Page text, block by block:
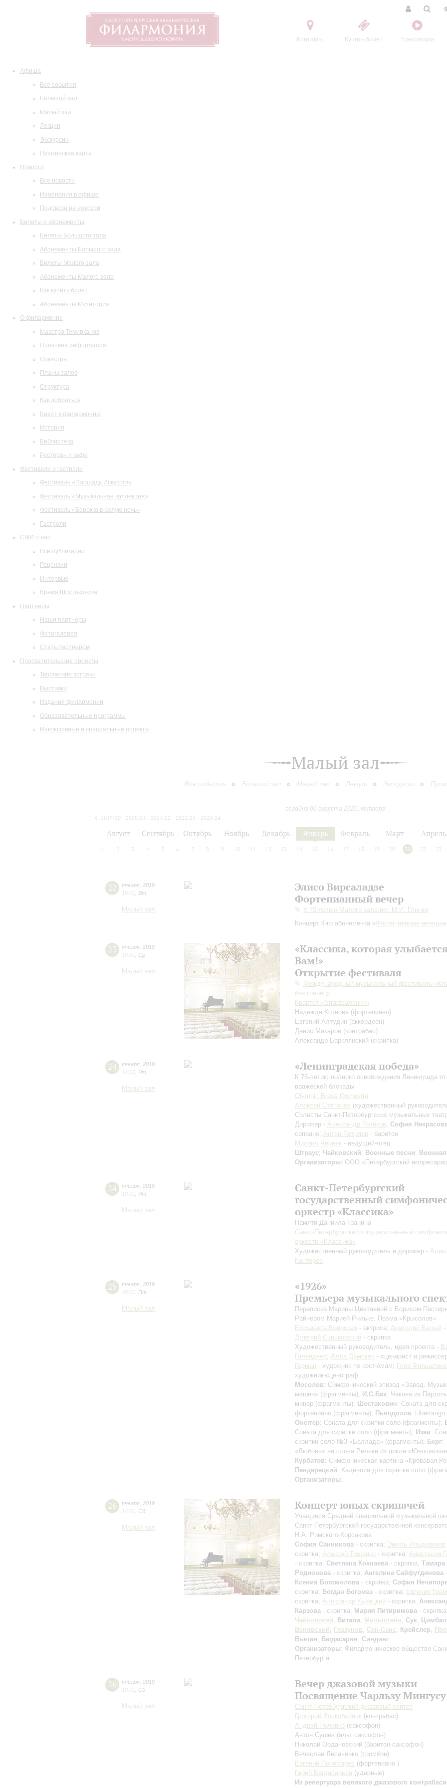
Контакты Купить билет Трансляции
Афиша
Все события
Большой зал
Малый зал
Лекции
Экскурсии
Пушкинская карта
Новости
Все новости
Изменения в афише
Подписка на новости
Билеты и абонементы
Билеты Большого зала
Абонементы Большого зала
Билеты Малого зала
Абонементы Малого зала
Как купить билет
Абонементы Музитория
О филармонии
Маэстро Темирканов
Правовая информация
Оркестры
Планы залов
Структура
Как добраться
Визит в филармонию
История
Библиотека
Ресторан и кафе
Фестивали и гастроли
Фестиваль «Площадь Искусств»
Фестиваль «Музыкальная коллекция»
Фестиваль «Барокко в белую ночь»
Гастроли
СМИ о нас
Все публикации
Рецензии
Интервью
Время Шостаковича
Партнеры
Наши партнеры
Фотогалерея
Стать партнером
Просветительские проекты
Творческие встречи
Выставки
Издания филармонии
Образовательные программы
Инклюзивные и специальные проекты
Малый зал
Все события Большой зал Малый зал Лекции Экскурсии
сегодня 06 августа 2026, четверг
2019/20
2020/21 2021/22 2022/23
2023/24
Август Сентябрь Октябрь Ноябрь Декабрь Январь Февраль Март Апрель
2 3 4 5 6 7 8 9 10 12 13 14 15 16 17 18 19 20 21 22 23
22 января 2019
19:00 Вт
Малый зал
Элисо Вирсаладзе
Фортепианный вечер
К 70-летию Малого зала им. М.И. Глинки
Концерт 4-го абонемента «Фортепианные вечера»
23 января 2019
19:00 Ср
Малый зал
«Классика, которая улыбается
Вам!»
Открытие фестиваля
Международный музыкальный фестиваль
без границ»
Квартет «Stradiваленки»
Надежда Котнова (фортепиано)
Евгений Алтудин (аккордеон)
Денис Макаров (контрабас)
Александр Барклянский (скрипка)
24 января 2019
14:00 Чт
Малый зал
«Ленинградская победа»
К 75-летию полного освобождения Ленинграда от
вражеской блокады
Olympic Brass Orchestra
Алексей Степанов (художественный
Солисты Санкт-Петербургских музыкальных
Дирижер - Александр Голиков; София
сопрано; Антон Петряев - баритон
Михаил Черняк - ведущий-чтец
Штраус; Чайковский; Военные песни;
Организаторы: ООО «Петербургский
24 января 2019
19:00 Чт
Малый зал
Санкт-Петербургский
государственный
оркестр «Классика»
Памяти Даниила Гранина
Санкт-Петербургский государственный
оркестр «Классика»
Художественный руководитель и дирижер -
Канторов
25 января 2019
20:00 Пт
Малый зал
«1926»
Премьера музыкального
Переписка Марины Цветаевой с Борисом
Райнером Марией Рильке. Поэма «Крысолов»
Елизавета Боярская - актриса; Анатолий Белый -
Дмитрий Синьковский - скрипка
Художественный руководитель, идея проекта -
Галендеев; Алла Дамскер - сценарист и
Герман - художник по костюмам; Глеб
художник-сценограф
Мосолов: Симфонический эпизод «Завод.
машин» (фрагменты); И.С.Бах: Чакона из
минор (фрагменты); Шостакович: Соната для
фортепиано (фрагменты); Пьяццолла: Libertango;
Онеггер: Соната для скрипки соло (фрагменты);
Соната для скрипки соло (фрагменты); Изаи:
скрипки соло №3 «Баллада» (фрагменты); Берг:
«Любовь» на слова Рильке из цикла «Юношеские
Курбатов: Симфоническая картина «Кровавая
Пендерецкий: Каденция для скрипки соло
Организаторы:
26 января 2019
14:00 Сб
Малый зал
Концерт юных скрипачей
Учащиеся Средней специальной музыкальной
Санкт-Петербургской государственной
Н.А. Римского-Корсакова
София Санникова - скрипка; Эмиль Ильдиреков
скрипка; Алексей Тищенко - скрипка; Анастасия
- скрипка; Светлана Кокнаева - скрипка; Тамара
Родионова - скрипка; Ангелина Сайфутдинова
Ксения Богомолова - скрипка; София
скрипка; Богдан Богомаз - скрипка; Евгения
скрипка; Александр Кулицкий - скрипка;
Карзова - скрипка; Мария Питиримова - скрипка
Чайковский, Витали, Мильштейн, Сук,
Венявский, Глазунов, Сен-Санс, Крейслер,
Вьетан; Багдасарян; Синдинг
Организаторы: Филармоническое общество
Петербурга
26 января 2019
19:00 Сб
Малый зал
Вечер джазовой музыки
Посвящение Чарльзу Мингусу
Санкт-Петербургский джазовый септет
Григорий Воскобойник (контрабас)
Андрей Половко (саксофон)
Антон Сушев (альт саксофон)
Николай Ордановский (баритон-саксофон)
Вячеслав Лисаченко (тромбон)
Евгений Пономарев (фортепиано )
Гарий Багдасарьян (ударные)
Из репертуара великого джазового